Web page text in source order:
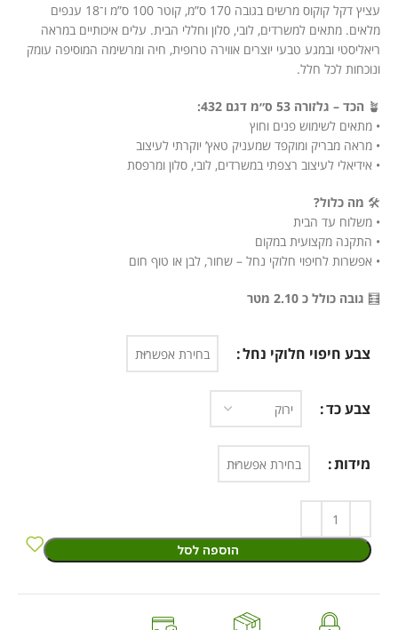
עציץ דקל קוקוס מרשים בגובה 170 ס”מ, קוטר 100 ס”מ ו־18 ענפים
מלאים. מתאים למשרדים, לובי, סלון וחללי הבית. עלים איכותיים במראה
ריאליסטי ובמגע טבעי יוצרים אווירה טרופית, חיה ומרשימה המוסיפה עומק
ונוכחות לכל חלל.
🪴 הכד – גלזורה 53 ס״מ דגם 432:
• מתאים לשימוש פנים וחוץ
• מראה מבריק ומוקפד שמעניק טאץ’ יוקרתי לעיצוב
• אידיאלי לעיצוב רצפתי במשרדים, לובי, סלון ומרפסת
🛠️ מה כלול?
• משלוח עד הבית
• התקנה מקצועית במקום
• אפשרות לחיפוי חלוקי נחל – שחור, לבן או טוף חום
🧮 גובה כולל כ 2.10 מטר
צבע חיפוי חלוקי נחל
צבע כד
מידות
הוספה לסל